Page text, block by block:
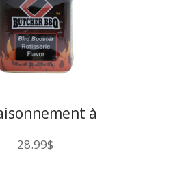
à
Butcher
28.99$